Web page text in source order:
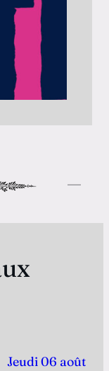
Jeudi 06 août